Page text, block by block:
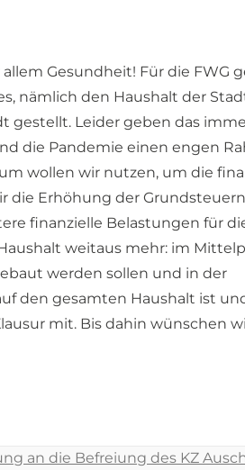
Gesundheit! Für die FWG
nämlich den Haushalt der
gestellt. Leider geben das
die Pandemie einen engen
wollen wir nutzen, um die
die Erhöhung der
finanzielle Belastungen für
weitaus mehr: im
werden sollen und in der
den gesamten Haushalt ist
mit. Bis dahin wünschen
an die Befreiung des KZ